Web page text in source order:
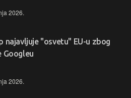
2026.
najavljuje "osvetu" EU-u zbog
Googleu
2026.